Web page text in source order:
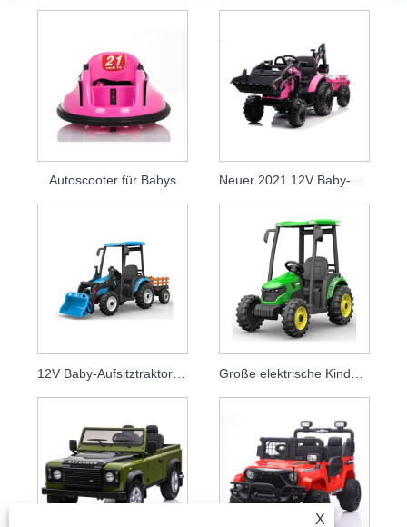
Autoscooter für Babys
12V Baby-Aufsitztraktor-Elektrobagger
X